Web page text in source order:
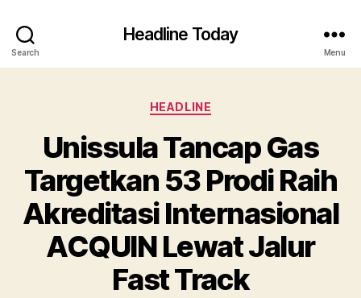
Search
Headline Today
Menu
Categories
HEADLINE
Unissula Tancap Gas
Targetkan 53 Prodi Raih
Akreditasi Internasional
ACQUIN Lewat Jalur
Fast Track